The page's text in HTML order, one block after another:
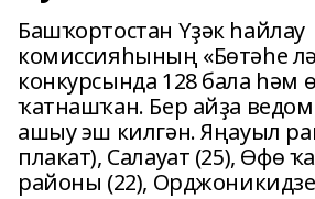
Башҡортостан Үҙәк һайлау
комиссияһының «Бөтәһе
конкурсында 128 бала һәм
ҡатнашҡан. Бер айҙа
ашыу эш килгән. Яңауыл
плакат), Салауат (25), Өфө
районы (22),